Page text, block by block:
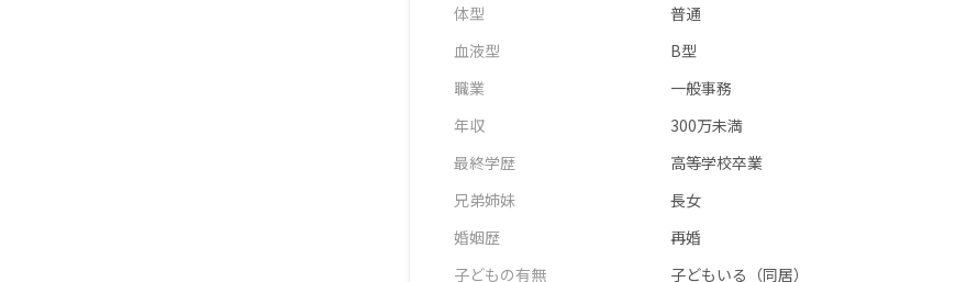
体型
普通
血液型
B型
職業
一般事務
年収
300万未満
最終学歴
高等学校卒業
兄弟姉妹
長女
婚姻歴
再婚
子どもの有無
子どもいる（同居）